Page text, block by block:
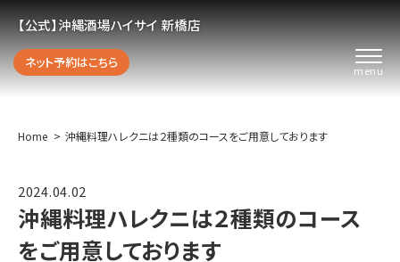
【公式】沖縄酒場ハイサイ 新橋店
ネット予約はこちら
Home 沖縄料理ハレクニは２種類のコースをご用意しております
2024.04.02
沖縄料理ハレクニは２種類のコース
をご用意しております